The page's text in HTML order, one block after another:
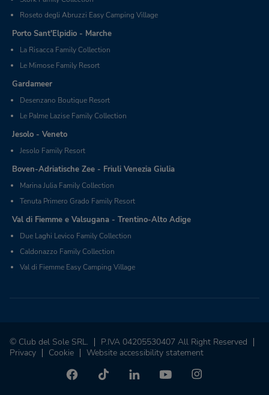
Roseto degli Abruzzi Easy Camping Village
Porto Sant'Elpidio - Marche
La Risacca Family Collection
Le Mimose Family Resort
Gardameer
Desenzano Boutique Resort
Le Palme Lazise Family Collection
Jesolo - Veneto
Jesolo Family Resort
Boven-Adriatische Zee - Friuli Venezia Giulia
Marina Julia Family Collection
Tenuta Primero Grado Family Resort
Val di Fiemme e Valsugana - Trentino-Alto Adige
Due Laghi Levico Family Collection
Caldonazzo Family Collection
Val di Fiemme Easy Camping Village
© Club del Sole SRL.
P.IVA 04205530407 All Right Reserved
Privacy
Cookie Website accessibility statement